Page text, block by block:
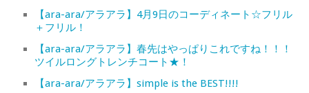
【ara-ara/アラアラ】4月9日のコーディネート☆フリル
＋フリル！
【ara-ara/アラアラ】春先はやっぱりこれですね！！！
ツイルロングトレンチコート★！
【ara-ara/アラアラ】simple is the BEST!!!!